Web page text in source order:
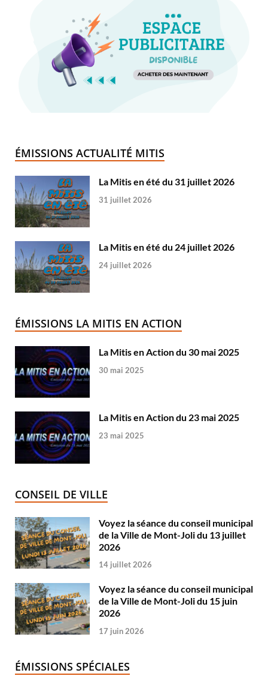
ÉMISSIONS ACTUALITÉ MITIS
La Mitis en été du 31 juillet 2026
31 juillet 2026
La Mitis en été du 24 juillet 2026
24 juillet 2026
ÉMISSIONS LA MITIS EN ACTION
La Mitis en Action du 30 mai 2025
30 mai 2025
La Mitis en Action du 23 mai 2025
23 mai 2025
CONSEIL DE VILLE
Voyez la séance du conseil municipal
de la Ville de Mont-Joli du 13 juillet
2026
14 juillet 2026
Voyez la séance du conseil municipal
de la Ville de Mont-Joli du 15 juin
2026
17 juin 2026
ÉMISSIONS SPÉCIALES